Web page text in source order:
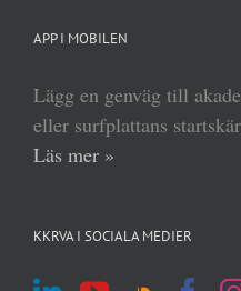
APP I MOBILEN
Lägg en genväg till
eller surfplattans
Läs mer »
KKRVA I SOCIALA MEDIER